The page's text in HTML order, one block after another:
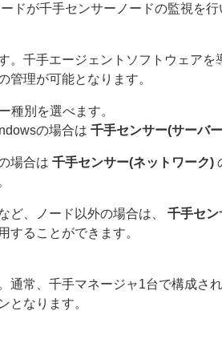
ドが千手センサーノードの監視を行
。千手エージェントソフトウェア
管理が可能となります。
種別を選べます。
の場合は 千手センサー(サーバ
場合は 千手センサー(ネットワーク)
ど、ノード以外の場合は、 千手セン
することができます。
通常、千手マネージャ1台で構成さ
となります。